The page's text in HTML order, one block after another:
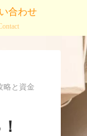
合わせ
略と資金